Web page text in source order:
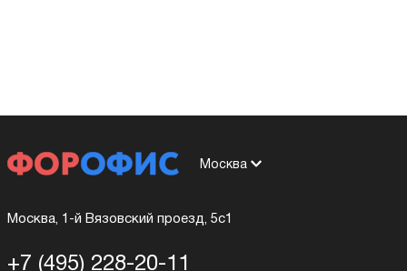
Москва
Москва, 1-й Вязовский проезд, 5с1
+7 (495) 228-20-11